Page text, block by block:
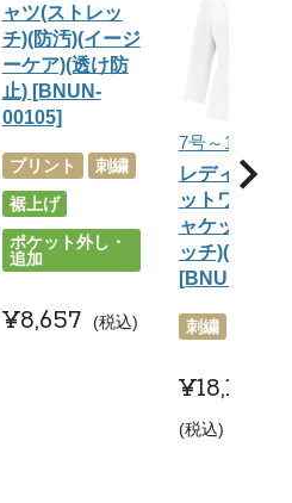
ャツ(ストレッ
チ)(防汚)(イージ
ーケア)(透け防
止) [BNUN-
00105]
プリント
刺繍
裾上げ
ポケット外し・
追加
¥8,657 税込
7号～15号
レディース
ットワッフ
ャケット(ス
ッチ)(防汚)
[BNUN-
刺繍
¥18,150
税込